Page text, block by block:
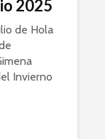
2025
de Hola
Invierno